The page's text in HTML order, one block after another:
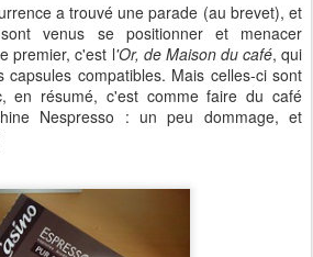
a trouvé une parade (au brevet), et
venus se positionner et menacer
premier, c'est l'Or, de Maison du café, qui
compatibles. Mais celles-ci sont
en résumé, c'est comme faire du café
Nespresso : un peu dommage, et